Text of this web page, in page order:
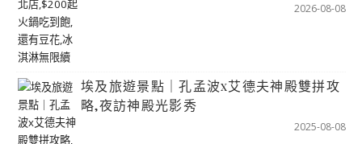
2026-08-08
埃及旅遊景點｜孔孟波x艾德夫神殿雙拼攻
略,夜訪神殿光影秀
2025-08-08